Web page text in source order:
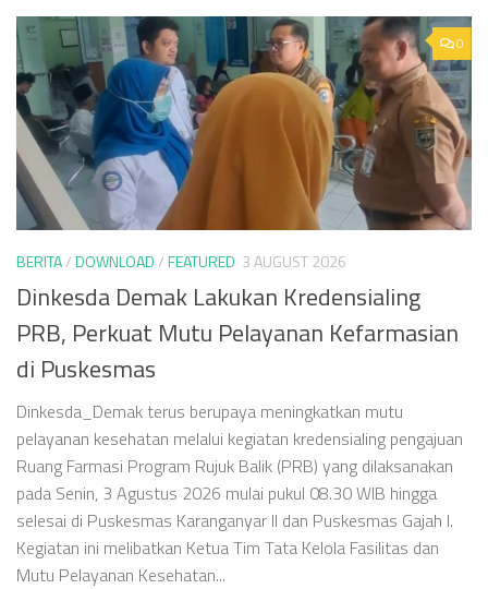
0
BERITA/DOWNLOAD/FEATURED 3 AUGUST 2026
Dinkesda Demak Lakukan Kredensialing
PRB, Perkuat Mutu Pelayanan Kefarmasian
di Puskesmas
Dinkesda_Demak terus berupaya meningkatkan mutu
pelayanan kesehatan melalui kegiatan kredensialing pengajuan
Ruang Farmasi Program Rujuk Balik (PRB) yang dilaksanakan
pada Senin, 3 Agustus 2026 mulai pukul 08.30 WIB hingga
selesai di Puskesmas Karanganyar II dan Puskesmas Gajah I.
Kegiatan ini melibatkan Ketua Tim Tata Kelola Fasilitas dan
Mutu Pelayanan Kesehatan...